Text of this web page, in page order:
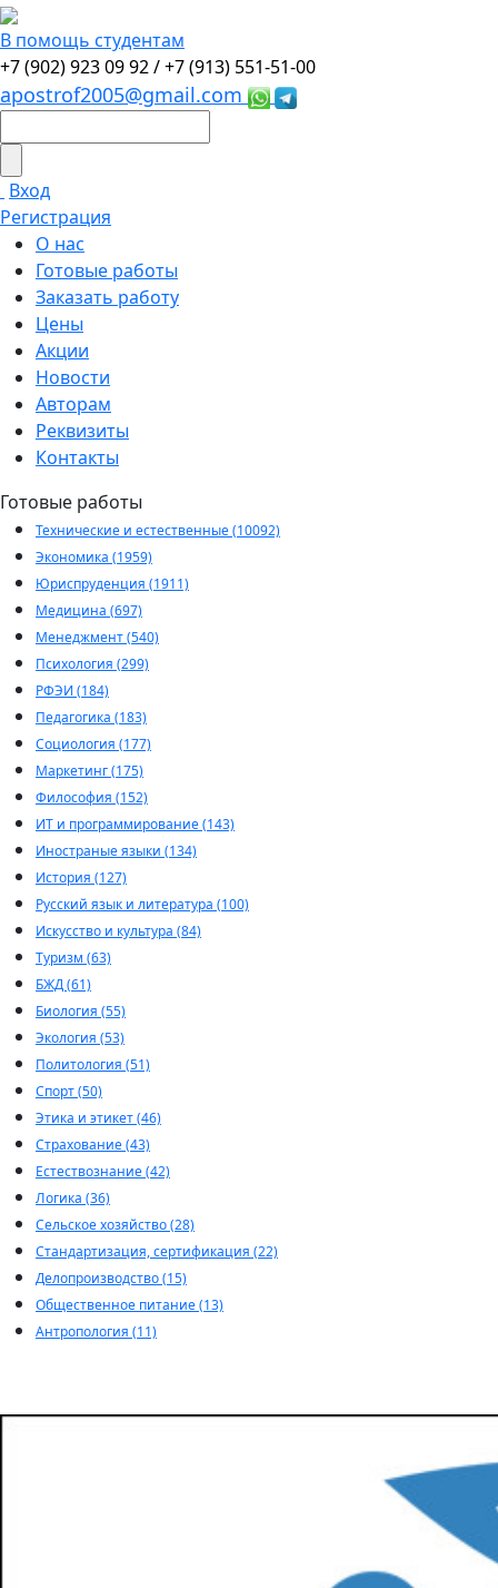
В помощь студентам
+7 (902) 923 09 92 /+7 (913) 551-51-00
apostrof2005@gmail.com
Вход
Регистрация
О нас
Готовые работы
Заказать работу
Цены
Акции
Новости
Авторам
Реквизиты
Контакты
Готовые работы
Технические и естественные (10092)
Экономика (1959)
Юриспруденция (1911)
Медицина (697)
Менеджмент (540)
Психология (299)
РФЭИ (184)
Педагогика (183)
Социология (177)
Маркетинг (175)
Философия (152)
ИТ и программирование (143)
Иностраные языки (134)
История (127)
Русский язык и литература (100)
Искусство и культура (84)
Туризм (63)
БЖД (61)
Биология (55)
Экология (53)
Политология (51)
Спорт (50)
Этика и этикет (46)
Страхование (43)
Естествознание (42)
Логика (36)
Сельское хозяйство (28)
Стандартизация, сертификация (22)
Делопроизводство (15)
Общественное питание (13)
Антропология (11)